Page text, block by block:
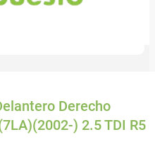
Derecho
) 2.5 TDI R5